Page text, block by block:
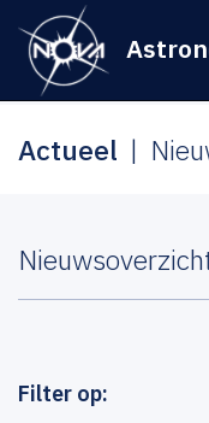
Actueel
Filter op: